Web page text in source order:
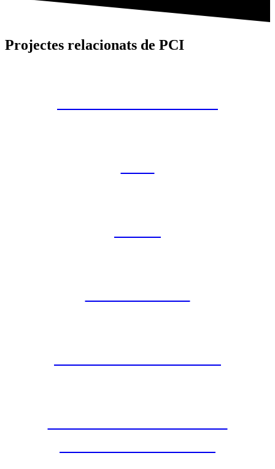
Projectes relacionats de PCI